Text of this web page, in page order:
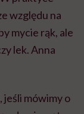
względu na
mycie rąk, ale
lek. Anna
jeśli mówimy o